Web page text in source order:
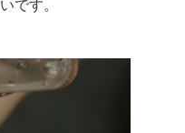
です。